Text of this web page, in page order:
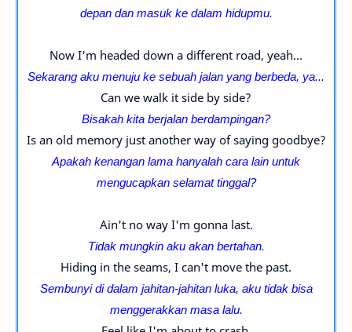
depan dan masuk ke dalam hidupmu.
Now I'm headed down a different road, yeah...
Sekarang aku menuju ke sebuah jalan yang berbeda, ya...
Can we walk it side by side?
Bisakah kita berjalan berdampingan?
Is an old memory just another way of saying goodbye?
Apakah kenangan lama hanyalah cara lain untuk
mengucapkan selamat tinggal?
Ain't no way I'm gonna last.
Tidak mungkin aku akan bertahan.
Hiding in the seams, I can't move the past.
Sembunyi di dalam jahitan-jahitan luka, aku tidak bisa
menggerakkan masa lalu.